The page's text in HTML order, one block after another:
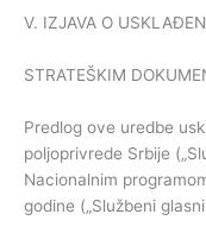
V. IZJAVA O
STRATEŠKIM
Predlog ove uredbe
poljoprivrede Srbije
Nacionalnim
godine („Službeni